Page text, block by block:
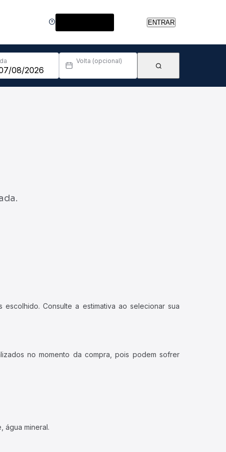
ENTRAR
Volta (opcional)
Consulte a estimativa ao selecionar sua
no momento da compra, pois podem sofrer
água mineral.